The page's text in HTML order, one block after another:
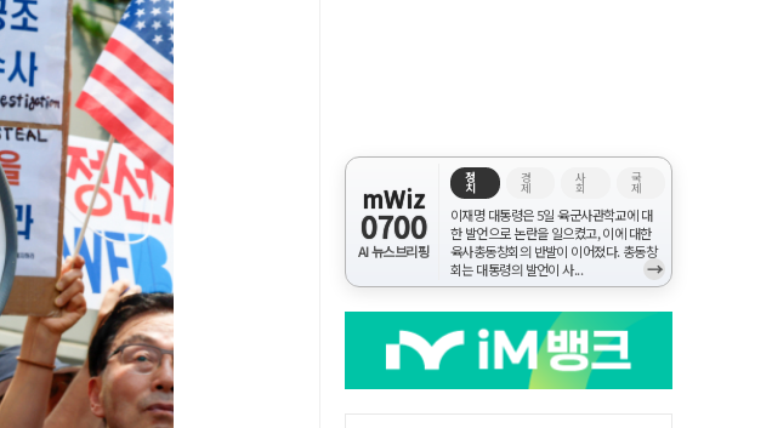
mWiz
0700
AI 뉴스브리핑
정
치
경
제
사
회
국
제
이재명 대통령은 5일 육군사관학교에 대
한 발언으로 논란을 일으켰고, 이에 대한
육사총동창회의 반발이 이어졌다. 총동창
회는 대통령의 발언이 사...
→